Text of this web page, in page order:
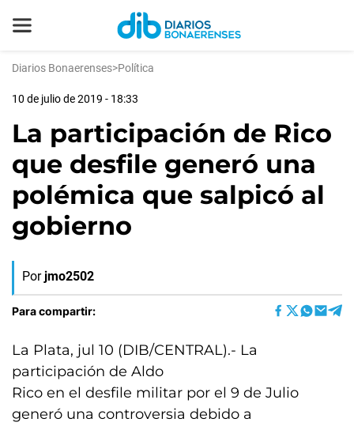
Diarios Bonaerenses>Política
10 de julio de 2019 - 18:33
La participación de Rico
que desfile generó una
polémica que salpicó al
gobierno
Por jmo2502
Para compartir:
La Plata, jul 10 (DIB/CENTRAL).- La
participación de Aldo
Rico en el desfile militar por el 9 de Julio
generó una controversia debido a